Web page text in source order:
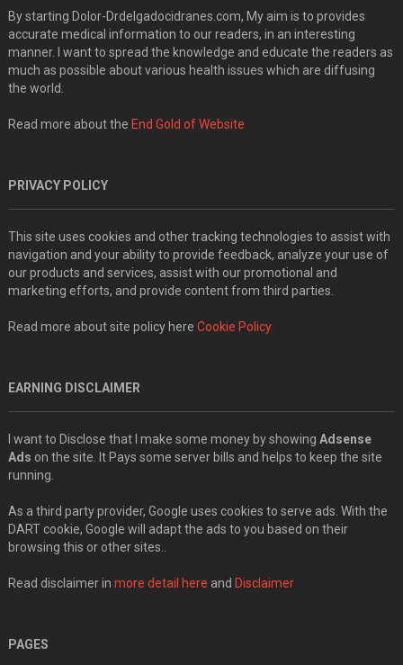
By starting Dolor-Drdelgadocidranes.com, My aim is to provides
accurate medical information to our readers, in an interesting
manner. I want to spread the knowledge and educate the readers as
much as possible about various health issues which are diffusing
the world.
Read more about the End Gold of Website
PRIVACY POLICY
This site uses cookies and other tracking technologies to assist with
navigation and your ability to provide feedback, analyze your use of
our products and services, assist with our promotional and
marketing efforts, and provide content from third parties.
Read more about site policy here Cookie Policy
EARNING DISCLAIMER
I want to Disclose that I make some money by showing Adsense
Ads on the site. It Pays some server bills and helps to keep the site
running.
As a third party provider, Google uses cookies to serve ads. With the
DART cookie, Google will adapt the ads to you based on their
browsing this or other sites..
Read disclaimer in more detail here and Disclaimer
PAGES